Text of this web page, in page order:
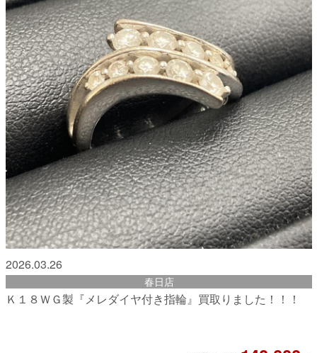
2026.03.26
春日店
Ｋ１８ＷＧ製『メレダイヤ付き指輪』買取りました！！！